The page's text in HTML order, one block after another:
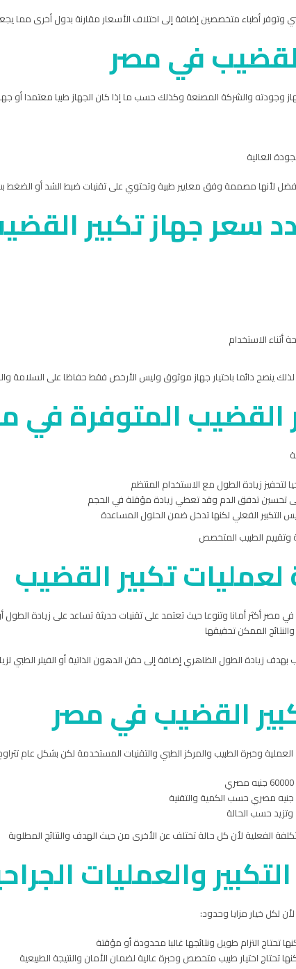
وتوفر أطباء متخصصين إضافة إلى اختلاف الأسعار مقارنة بدول أخرى مما
في مصر
والشركة المصنعة وكذلك حسب ما إذا كان الجهاز طبيا معتمدا أو جهازا
أفضل لأنها مصممة وفق معايير طبية وتحتوي على تقنيات ضبط الشد أو
سعر جهاز تكبير
أثناء الاستخدام
ينصح دائما باختيار جهاز موثوق وليس الأرخص فقط حفاظا على السلامة
القضيب المتوفرة في
لتحفيز زيادة الطول مع الاستخدام المنتظم
تحسين تدفق الدم وقد تعطي زيادة مؤقتة في الحجم
التكبير الفعلي لكنها تدخل ضمن الحلول المساعدة
وتقييم الطبيب المتخصص
لعمليات تكبير القضيب
مصر أكثر أمانا وتنوعا حيث تعتمد على تقنيات حديثة تساعد على زيادة الطول
الممكن تحقيقها
زيادة الطول الظاهري إضافة إلى حقن الدهون الذاتية أو الفيلر الطبي
القضيب في مصر
وخبرة الطبيب والمركز الطبي والتقنيات المستخدمة لكن بشكل عام تتراوح
الفعلية لأن كل حالة تختلف عن الأخرى من حيث الهدف والنتائج المطلوبة
والعمليات
لكل خيار مزايا وحدود:
تحتاج التزام طويل ونتائجها غالبا محدودة أو مؤقتة
تحتاج اختيار طبيب متخصص وخبرة عالية لضمان الأمان والنتيجة الطبيعية